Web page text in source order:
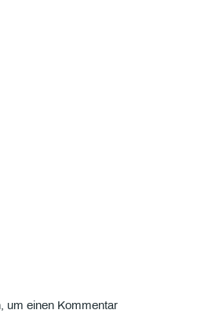
um einen Kommentar